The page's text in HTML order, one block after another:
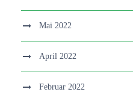
Mai 2022
April 2022
Februar 2022